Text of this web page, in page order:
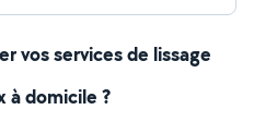
vos services de lissage
à domicile ?